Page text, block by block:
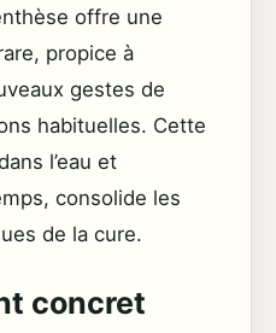
offre une
propice à
gestes de
habituelles. Cette
l’eau et
consolide les
de la cure.
concret